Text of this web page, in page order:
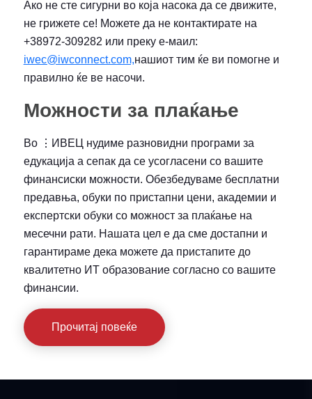
Ако не сте сигурни во која насока да се движите,
не грижете се! Можете да не контактирате на
+38972-309282 или преку е-маил:
iwec@iwconnect.com,нашиот тим ќе ви помогне и
правилно ќе ве насочи.
Можности за плаќање
Во ⋮ИВЕЦ нудиме разновидни програми за
едукација а сепак да се усогласени со вашите
финансиски можности. Обезбедуваме бесплатни
предавња, обуки по пристапни цени, академии и
експертски обуки со можност за плаќање на
месечни рати. Нашата цел е да сме достапни и
гарантираме дека можете да пристапите до
квалитетно ИТ образование согласно со вашите
финансии.
Прочитај повеќе